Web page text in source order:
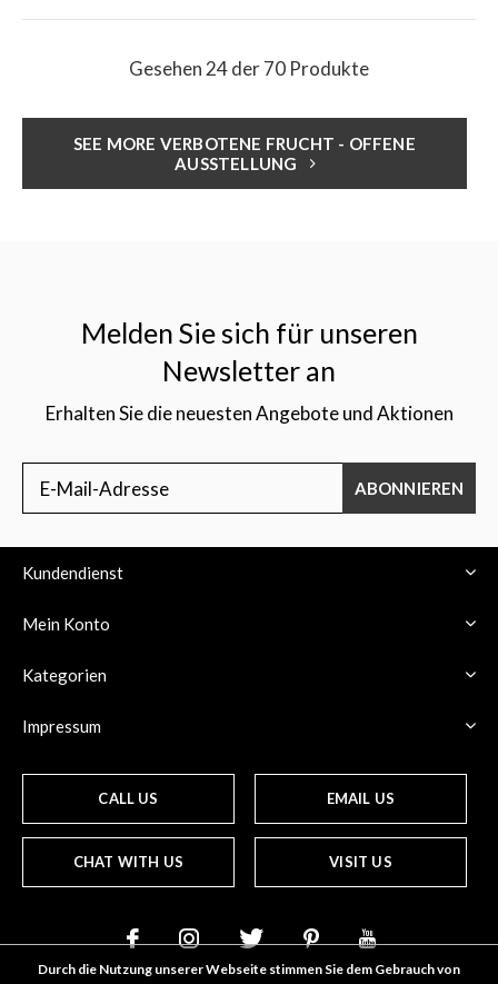
Gesehen 24 der 70 Produkte
SEE MORE VERBOTENE FRUCHT - OFFENE
AUSSTELLUNG
Melden Sie sich für unseren
Newsletter an
Erhalten Sie die neuesten Angebote und Aktionen
ABONNIEREN
Kundendienst
Mein Konto
Kategorien
Impressum
CALL US EMAIL US
CHAT WITH US VISIT US
Durch die Nutzung unserer Webseite stimmen Sie dem Gebrauch von